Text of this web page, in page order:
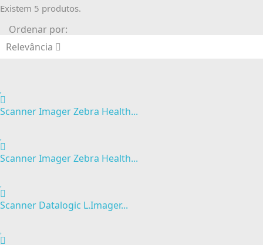
Existem 5 produtos.
Ordenar por:
Relevância
Scanner Imager Zebra Health...
Scanner Imager Zebra Health...
Scanner Datalogic L.Imager...